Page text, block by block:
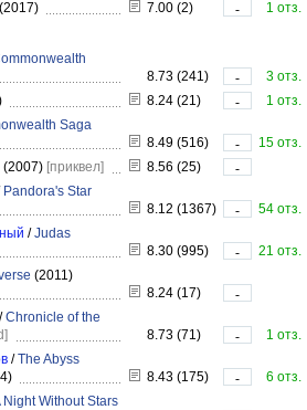
(2017) 7.00 (2) - 1 отз.
8.73 (241) -
3 отз.
8.24 (21) -
1 отз.
Saga
8.49 (516) -
15 отз.
(2007) [приквел] 8.56 (25)
-
Pandora's Star
8.12 (1367) -
54 отз.
/Judas
8.30 (995) -
21 отз.
(2011)
8.24 (17)
-
/Chronicle of the
8.73 (71) -
1 отз.
/The Abyss
8.43 (175) -
6 отз.
Night Without Stars